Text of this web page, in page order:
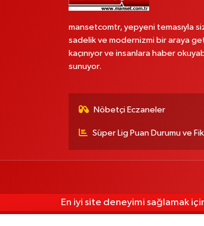
mansetcomtr, yepyeni temasıyla
sadelik ve modernizmi bir araya
kaçınıyor ve insanlara haber
sunuyor.
Nöbetçi Eczaneler
Süper Lig Puan Durumu ve
En iyi site deneyimi sağlamak